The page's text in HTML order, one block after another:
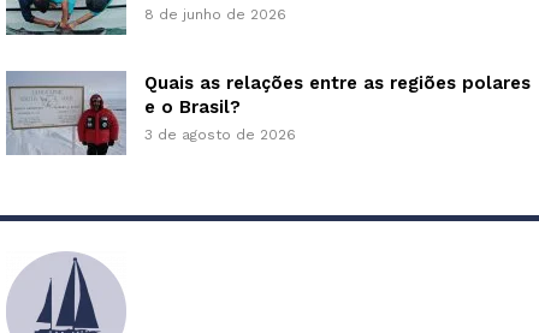
8 de junho de 2026
Quais as relações entre as regiões polares
e o Brasil?
3 de agosto de 2026